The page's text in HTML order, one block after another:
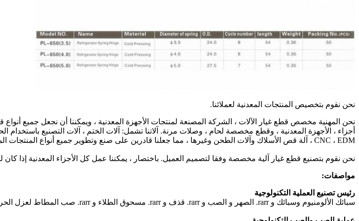
نحن نقوم بتخصيص المنتجات المعدنية لعملائنا.
نحن المهنية مخصص قطع غيار الآلات ، الشركة المصنعة لمنتجات الأجهزة المعدنية ، ويمكننا أن نجعل جميع
أجزاء ، الأجهزة المعدنية ، وقطع مخصصة لحام ، وصلات مرنة. آلاتنا تشمل: آلات الختم ، آلات التصنيع باستخدام
CNC ، EDM ، آلة قص الأسلاك وآلات الطحن وغيرها ، مما جعلنا قادرين على صنع وتطوير جميع أنواع المنتجات المعدنية أنت.
نحن نقوم بتصنيع قطع غيار آلية مخصصة وفقا لتصميم العميل. باختصار ، يمكننا عمل كل الأجزاء المعدنية إذا
مواصفات:
رئيس تصنيع العملية التكنولوجية
سبائك الألومنيوم وسبائك و rarr. الصهر و الصب و rarr. قذف و rarr. مسحوق الطلاء و rarr. صب المطاط لعزل الحرارة و rarr. و rarr. التعبئة و rarr. pvdf طلاء anodizing الكهربي → وضع في مستودع المنتجات.